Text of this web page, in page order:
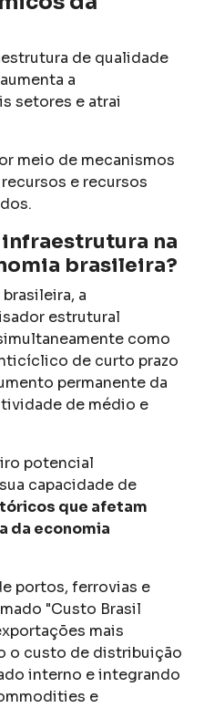
de qualidade
a
setores e atrai
meio de mecanismos
e recursos
na
brasileira?
a
estrutural
como
de curto prazo
permanente da
de médio e
potencial
capacidade de
que afetam
da economia
portos, ferrovias e
"Custo Brasil
mais
o custo de distribuição
interno e integrando
e